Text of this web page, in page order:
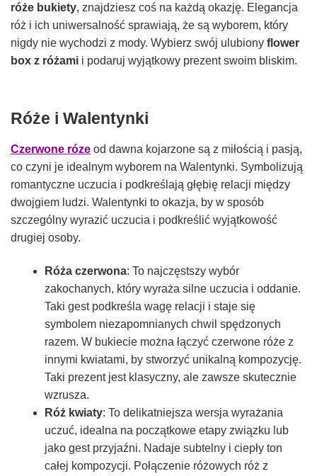
róże bukiety, znajdziesz coś na każdą okazję. Elegancja
róż i ich uniwersalność sprawiają, że są wyborem, który
nigdy nie wychodzi z mody. Wybierz swój ulubiony flower
box z różami i podaruj wyjątkowy prezent swoim bliskim.
Róże i Walentynki
Czerwone róze od dawna kojarzone są z miłością i pasją,
co czyni je idealnym wyborem na Walentynki. Symbolizują
romantyczne uczucia i podkreślają głębię relacji między
dwojgiem ludzi. Walentynki to okazja, by w sposób
szczególny wyrazić uczucia i podkreślić wyjątkowość
drugiej osoby.
Róża czerwona: To najczęstszy wybór
zakochanych, który wyraża silne uczucia i oddanie.
Taki gest podkreśla wagę relacji i staje się
symbolem niezapomnianych chwil spędzonych
razem. W bukiecie można łączyć czerwone róże z
innymi kwiatami, by stworzyć unikalną kompozycję.
Taki prezent jest klasyczny, ale zawsze skutecznie
wzrusza.
Róż kwiaty: To delikatniejsza wersja wyrażania
uczuć, idealna na początkowe etapy związku lub
jako gest przyjaźni. Nadaje subtelny i ciepły ton
całej kompozycji. Połączenie różowych róż z